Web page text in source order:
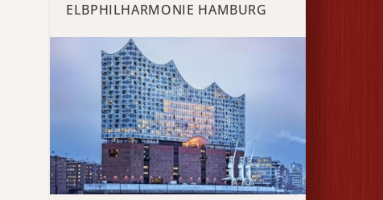
ELBPHILHARMONIE HAMBURG